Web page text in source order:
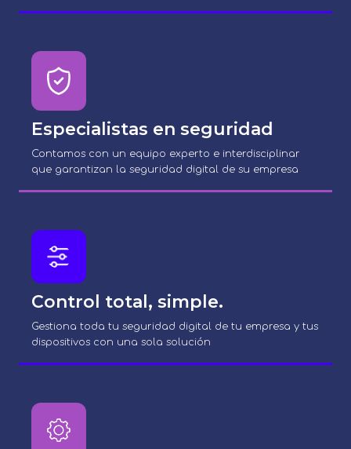
Especialistas en seguridad
Contamos con un equipo experto e interdisciplinar
que garantizan la seguridad digital de su empresa
Control total, simple.
Gestiona toda tu seguridad digital de tu empresa y tus
dispositivos con una sola solución